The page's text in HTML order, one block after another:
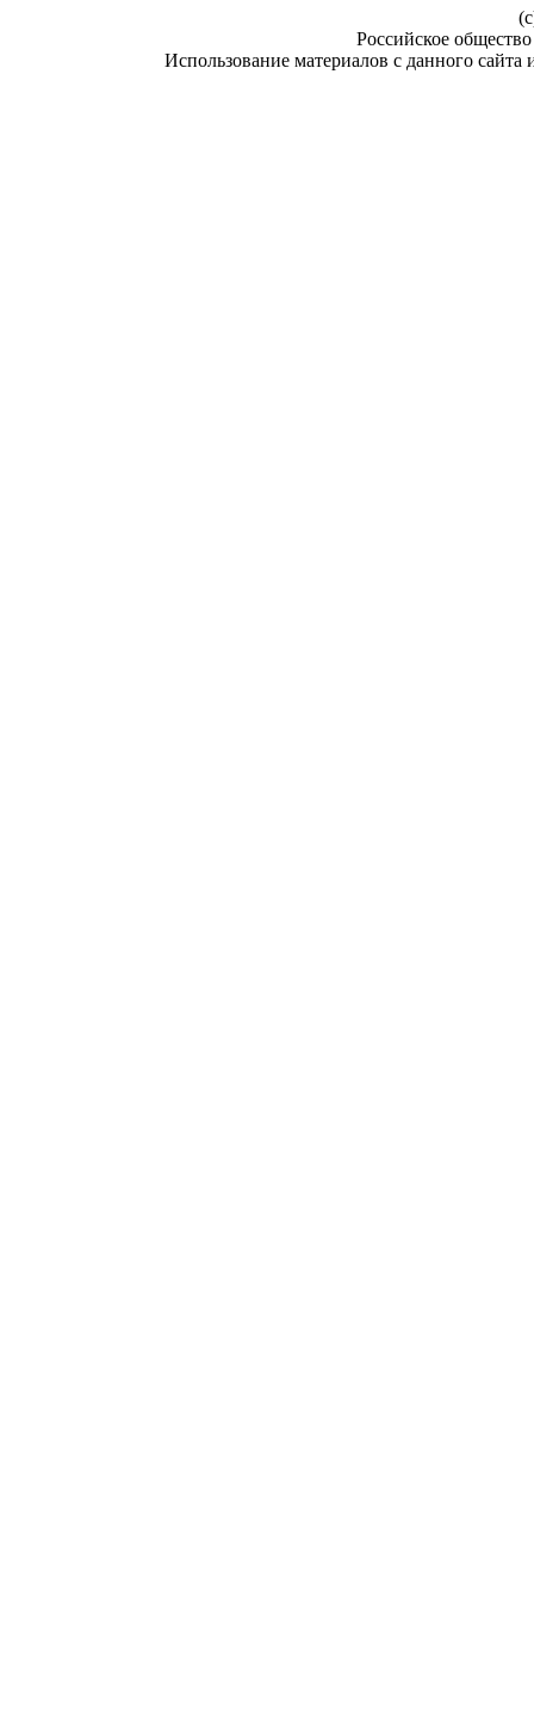
Российское
Использование материалов с данного